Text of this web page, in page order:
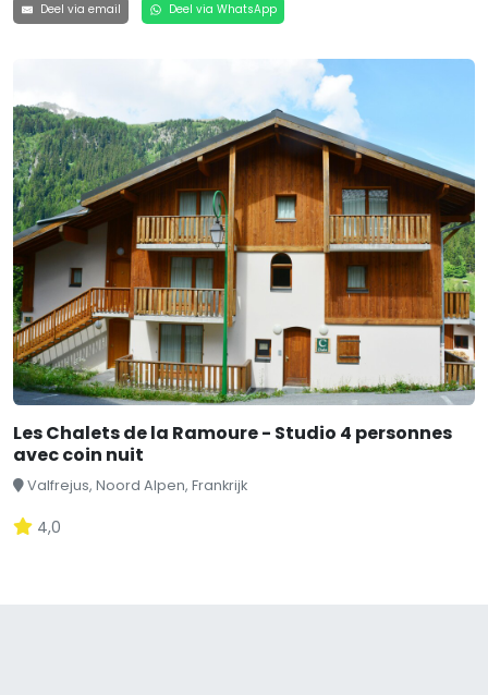
Deel via email
Deel via WhatsApp
Les Chalets de la Ramoure - Studio 4 personnes
avec coin nuit
Valfrejus, Noord Alpen, Frankrijk
4,0